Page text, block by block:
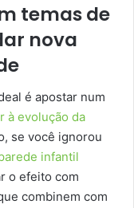
temas de
nova
é apostar num
à evolução da
se você ignorou
infantil
o efeito com
combinem com